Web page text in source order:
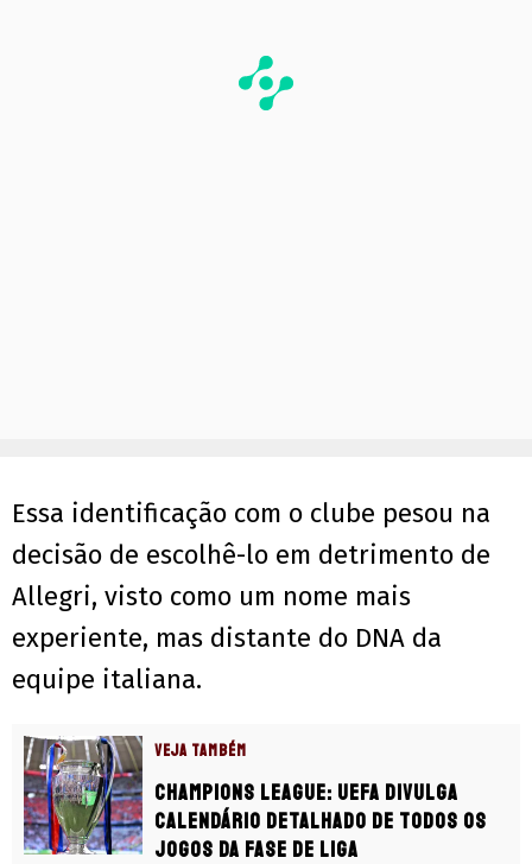
Essa identificação com o clube pesou na
decisão de escolhê-lo em detrimento de
Allegri, visto como um nome mais
experiente, mas distante do DNA da
equipe italiana.
VEJA TAMBÉM
Champions League: Uefa divulga
calendário detalhado de todos os
jogos da Fase de Liga